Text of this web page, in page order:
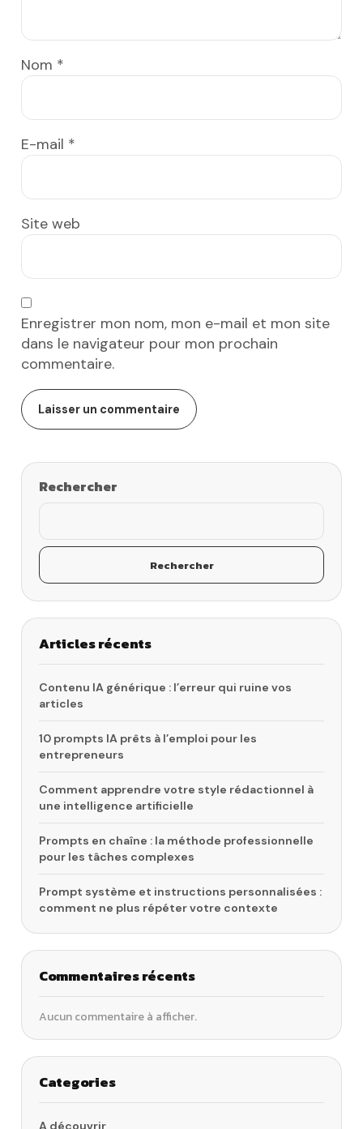
Nom *
E-mail *
Site web
Enregistrer mon nom, mon e-mail et mon site
dans le navigateur pour mon prochain
commentaire.
Rechercher
Rechercher
Articles récents
Contenu IA générique : l’erreur qui ruine vos
articles
10 prompts IA prêts à l’emploi pour les
entrepreneurs
Comment apprendre votre style rédactionnel à
une intelligence artificielle
Prompts en chaîne : la méthode professionnelle
pour les tâches complexes
Prompt système et instructions personnalisées :
comment ne plus répéter votre contexte
Commentaires récents
Aucun commentaire à afficher.
Categories